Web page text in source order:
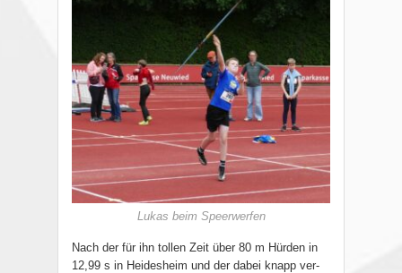
Lukas beim Speerwerfen
Nach der für ihn tollen Zeit über 80 m Hürden in
12,99 s in Heidesheim und der dabei knapp ver-